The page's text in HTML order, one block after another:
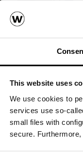
This website uses
We use cookies to
services use so-
small files with
secure.